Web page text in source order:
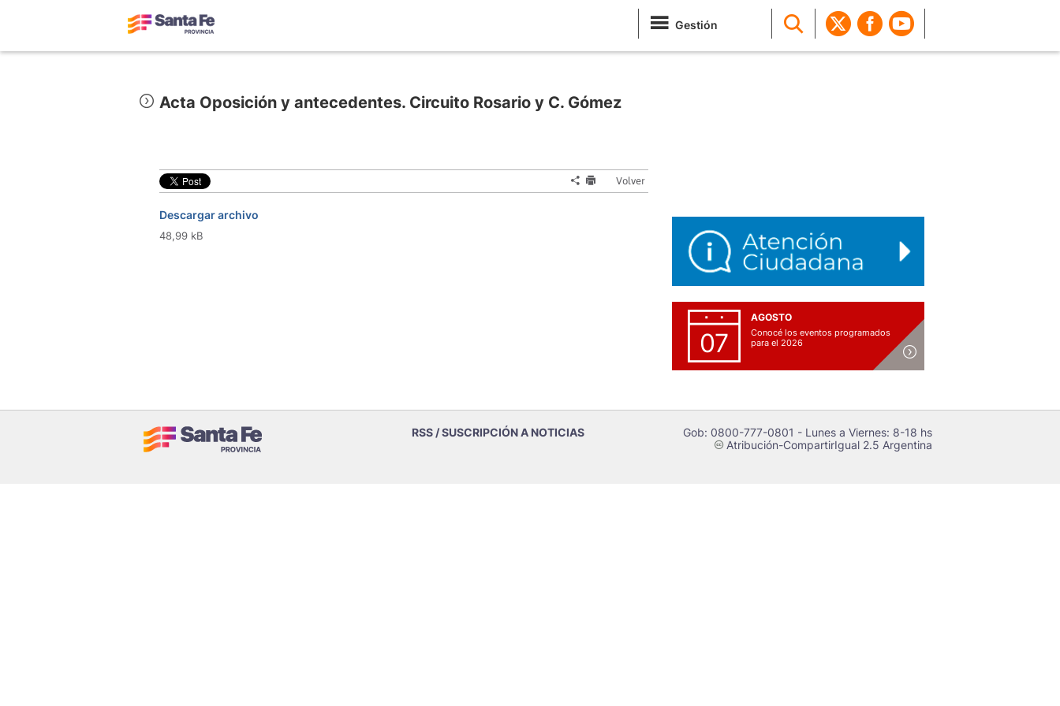
Gestión
Acta Oposición y antecedentes. Circuito Rosario y C. Gómez
Volver
Descargar archivo
48,99 kB
07
AGOSTO
Conocé los eventos programados
para el 2026
RSS / SUSCRIPCIÓN A NOTICIAS Gob: 0800-777-0801 - Lunes a Viernes: 8-18 hs
cAtribución-CompartirIgual 2.5 Argentina